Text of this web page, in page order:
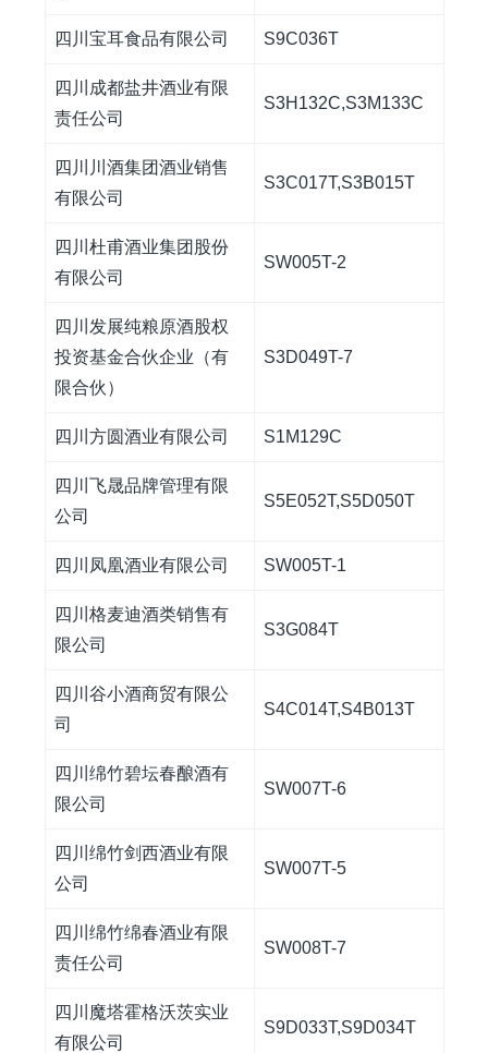
四川宝耳食品有限公司 S9C036T
四川成都盐井酒业有限
责任公司
S3H132C,S3M133C
四川川酒集团酒业销售
有限公司
S3C017T,S3B015T
四川杜甫酒业集团股份
有限公司
SW005T-2
四川发展纯粮原酒股权
投资基金合伙企业（有
限合伙）
S3D049T-7
四川方圆酒业有限公司 S1M129C
四川飞晟品牌管理有限
公司
S5E052T,S5D050T
四川凤凰酒业有限公司 SW005T-1
四川格麦迪酒类销售有
限公司
S3G084T
四川谷小酒商贸有限公
司
S4C014T,S4B013T
四川绵竹碧坛春酿酒有
限公司
SW007T-6
四川绵竹剑西酒业有限
公司
SW007T-5
四川绵竹绵春酒业有限
责任公司
SW008T-7
四川魔塔霍格沃茨实业
有限公司
S9D033T,S9D034T